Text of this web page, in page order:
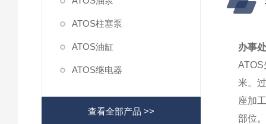
ATOS柱塞泵
ATOS油缸
ATOS继电器
查看全部产品 >>
办事
米。
座加
部位